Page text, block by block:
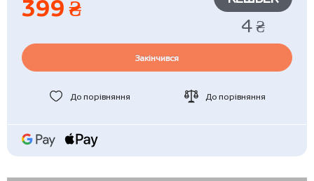
399 ₴
4 ₴
Закінчився
До порівняння До порівняння